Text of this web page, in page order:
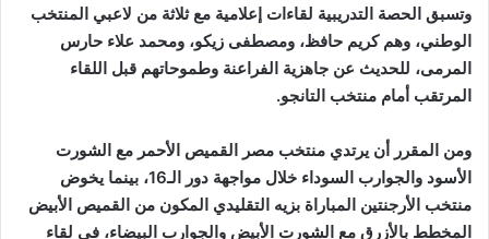
وتسبق الحصة التدريبية لقاءات إعلامية مع ثلاثة من لاعبي المنتخب
الوطني، وهم كريم حافظ، ومصطفى زيكو، ومحمد علاء حارس
المرمى، للحديث عن جاهزية الفراعنة وطموحاتهم قبل اللقاء
المرتقب أمام منتخب التانجو.
ومن المقرر أن يرتدي منتخب مصر القميص الأحمر مع الشورت
الأسود والجوارب السوداء خلال مواجهة دور الـ16، بينما يخوض
منتخب الأرجنتين المباراة بزيه التقليدي المكون من القميص الأبيض
المخطط بالأزرق مع الشورت الأبيض والجوارب البيضاء، في لقاء